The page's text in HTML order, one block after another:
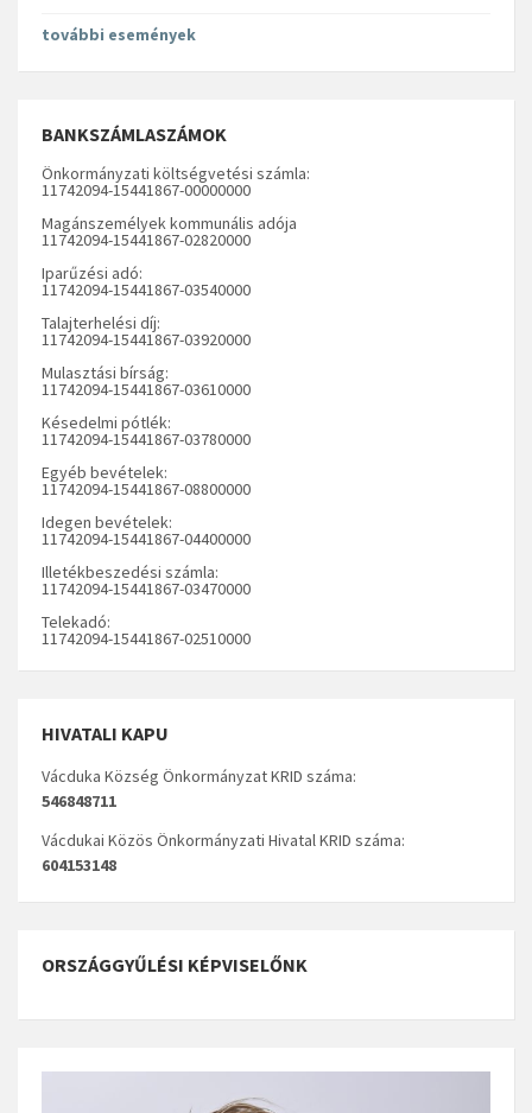
további események
BANKSZÁMLASZÁMOK
Önkormányzati költségvetési számla:
11742094-15441867-00000000
Magánszemélyek kommunális adója
11742094-15441867-02820000
Iparűzési adó:
11742094-15441867-03540000
Talajterhelési díj:
11742094-15441867-03920000
Mulasztási bírság:
11742094-15441867-03610000
Késedelmi pótlék:
11742094-15441867-03780000
Egyéb bevételek:
11742094-15441867-08800000
Idegen bevételek:
11742094-15441867-04400000
Illetékbeszedési számla:
11742094-15441867-03470000
Telekadó:
11742094-15441867-02510000
HIVATALI KAPU
Vácduka Község Önkormányzat KRID száma:
546848711
Vácdukai Közös Önkormányzati Hivatal KRID száma:
604153148
ORSZÁGGYŰLÉSI KÉPVISELŐNK